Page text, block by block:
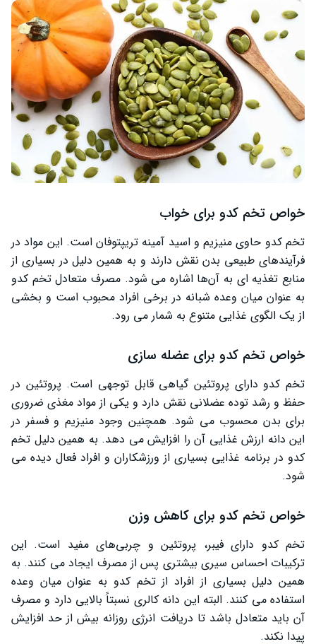
خواص تخم کدو برای خواب
تخم کدو حاوی منیزیم و اسید آمینه تریپتوفان است. این مواد در
فرآیندهای طبیعی بدن نقش دارند و به همین دلیل در بسیاری از
منابع تغذیه ‌ای به آن‌ها اشاره می‌ شود. مصرف متعادل تخم کدو
به عنوان میان وعده شبانه در برخی افراد محبوب است و بخشی
از یک الگوی غذایی متنوع به شمار می ‌رود.
خواص تخم کدو برای عضله سازی
تخم کدو دارای پروتئین گیاهی قابل توجهی است. پروتئین در
حفظ و رشد توده عضلانی نقش دارد و یکی از مواد مغذی ضروری
برای بدن محسوب می‌ شود. همچنین وجود منیزیم و فسفر در
این دانه ارزش غذایی آن را افزایش می‌ دهد. به همین دلیل تخم
کدو در برنامه غذایی بسیاری از ورزشکاران و افراد فعال دیده می
‌شود.
خواص تخم کدو برای کاهش وزن
تخم کدو دارای فیبر، پروتئین و چربی‌های مفید است. این
ترکیبات احساس سیری بیشتری پس از مصرف ایجاد می‌ کنند. به
همین دلیل بسیاری از افراد از تخم کدو به عنوان میان وعده
استفاده می ‌کنند. البته این دانه کالری نسبتاً بالایی دارد و مصرف
آن باید متعادل باشد تا دریافت انرژی روزانه بیش از حد افزایش
پیدا نکند.